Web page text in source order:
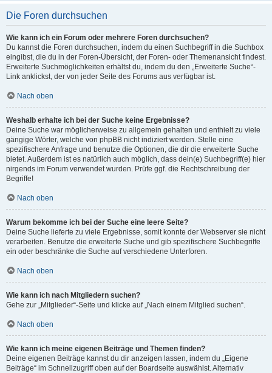
Die Foren durchsuchen
Wie kann ich ein Forum oder mehrere Foren durchsuchen?
Du kannst die Foren durchsuchen, indem du einen Suchbegriff in die Suchbox
eingibst, die du in der Foren-Übersicht, der Foren- oder Themenansicht findest.
Erweiterte Suchmöglichkeiten erhältst du, indem du den „Erweiterte Suche“-
Link anklickst, der von jeder Seite des Forums aus verfügbar ist.
Nach oben
Weshalb erhalte ich bei der Suche keine Ergebnisse?
Deine Suche war möglicherweise zu allgemein gehalten und enthielt zu viele
gängige Wörter, welche von phpBB nicht indiziert werden. Stelle eine
spezifischere Anfrage und benutze die Optionen, die dir die erweiterte Suche
bietet. Außerdem ist es natürlich auch möglich, dass dein(e) Suchbegriff(e) hier
nirgends im Forum verwendet wurden. Prüfe ggf. die Rechtschreibung der
Begriffe!
Nach oben
Warum bekomme ich bei der Suche eine leere Seite?
Deine Suche lieferte zu viele Ergebnisse, somit konnte der Webserver sie nicht
verarbeiten. Benutze die erweiterte Suche und gib spezifischere Suchbegriffe
ein oder beschränke die Suche auf verschiedene Unterforen.
Nach oben
Wie kann ich nach Mitgliedern suchen?
Gehe zur „Mitglieder“-Seite und klicke auf „Nach einem Mitglied suchen“.
Nach oben
Wie kann ich meine eigenen Beiträge und Themen finden?
Deine eigenen Beiträge kannst du dir anzeigen lassen, indem du „Eigene
Beiträge“ im Schnellzugriff oben auf der Boardseite auswählst. Alternativ